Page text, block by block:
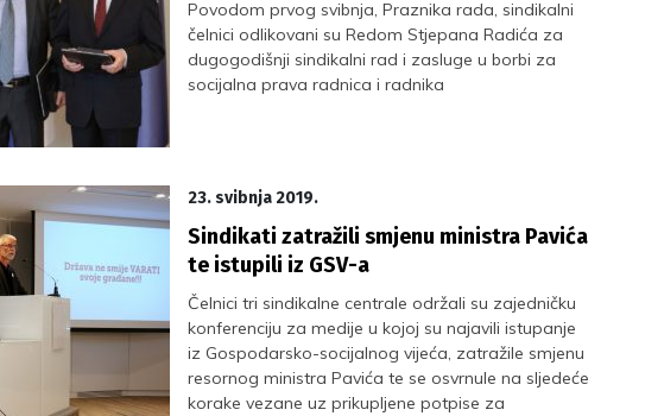
Povodom prvog svibnja, Praznika rada, sindikalni
čelnici odlikovani su Redom Stjepana Radića za
dugogodišnji sindikalni rad i zasluge u borbi za
socijalna prava radnica i radnika
23. svibnja 2019.
Sindikati zatražili smjenu ministra Pavića
te istupili iz GSV-a
Čelnici tri sindikalne centrale održali su zajedničku
konferenciju za medije u kojoj su najavili istupanje
iz Gospodarsko-socijalnog vijeća, zatražile smjenu
resornog ministra Pavića te se osvrnule na sljedeće
korake vezane uz prikupljene potpise za